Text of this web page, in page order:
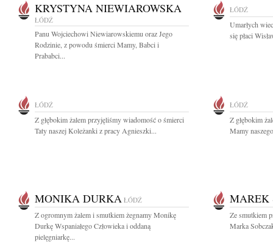
KRYSTYNA NIEWIAROWSKA
ŁÓDŹ
Panu Wojciechowi Niewiarowskiemu oraz Jego
Rodzinie, z powodu śmierci Mamy, Babci i
Prababci...
ŁÓDŹ
Umarłych
się płaci
ŁÓDŹ
Z głębokim żalem przyjęliśmy wiadomość o śmierci
Taty naszej Koleżanki z pracy Agnieszki...
ŁÓDŹ
Z głębokim
Mamy
MONIKA DURKA ŁÓDŹ
Z ogromnym żalem i smutkiem żegnamy Monikę
Durkę Wspaniałego Człowieka i oddaną
pielęgniarkę...
MAREK
Ze smutkiem
Marka